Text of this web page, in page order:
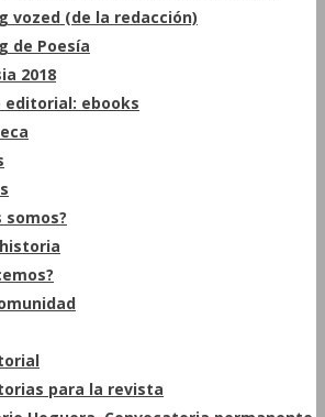
vozed (de la redacción)
de Poesía
2018
editorial: ebooks
somos?
para la revista